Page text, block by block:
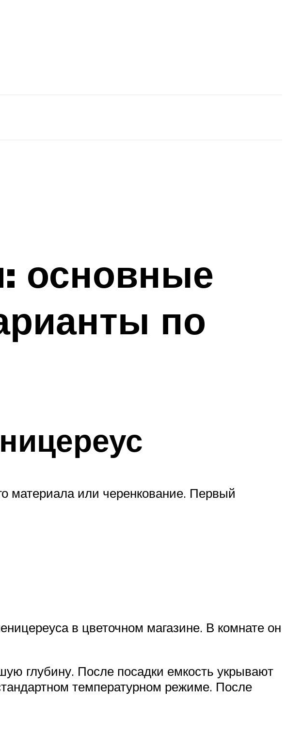
основные
по
материала или черенкование. Первый
в цветочном магазине. В комнате он
глубину. После посадки емкость укрывают
температурном режиме. После